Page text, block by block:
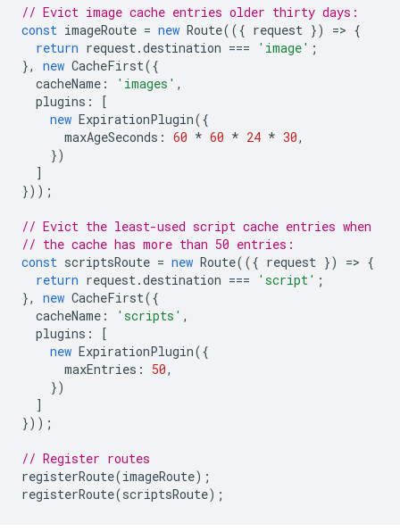
// Evict image cache entries older thirty days:
const imageRoute = new Route(({ request }) => {
return request.destination === 'image' ;
},
new CacheFirst({
cacheName : 'images' ,
plugins :
[
new ExpirationPlugin({
maxAgeSeconds : 60 * 60 * 24 * 30,
})
]
}));
// Evict the least-used script cache entries when
// the cache has more than 50 entries:
const scriptsRoute = new Route(({ request }) => {
return request.destination === 'script' ;
},
new CacheFirst({
cacheName : 'scripts' ,
plugins :
[
new ExpirationPlugin({
maxEntries : 50,
})
]
}));
// Register routes
registerRoute(imageRoute);
registerRoute(scriptsRoute);